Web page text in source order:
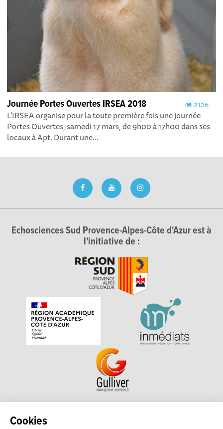
Cookies
2126
Journée Portes Ouvertes IRSEA 2018
L’IRSEA organise pour la toute première fois une journée
Portes Ouvertes, samedi 17 mars, de 9h00 à 17h00 dans ses
locaux à Apt. Durant une...
Echosciences Sud Provence-Alpes-Côte d'Azur est à
l'initiative de :
Echosciences Sud Provence-Alpes-Côte d'Azur est à